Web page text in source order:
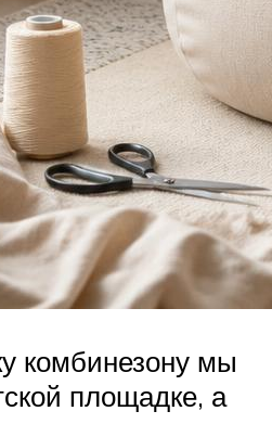
комбинезону мы
площадке, а